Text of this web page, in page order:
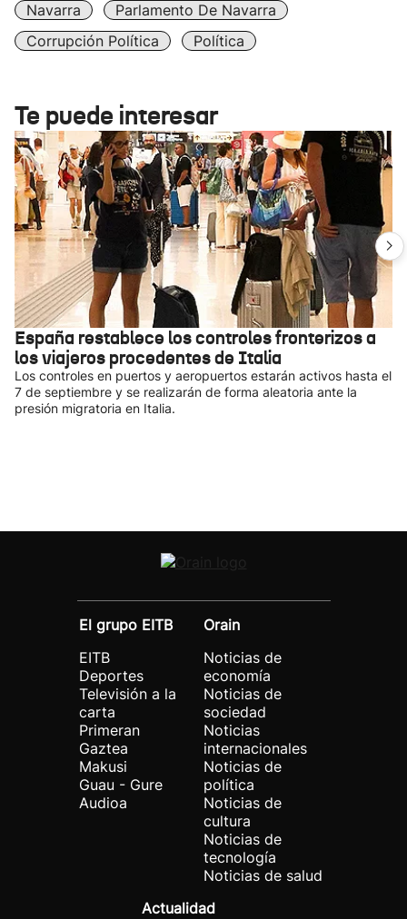
Navarra
Parlamento De Navarra
Corrupción Política
Política
Te puede interesar
España restablece los controles fronterizos a
los viajeros procedentes de Italia
Los controles en puertos y aeropuertos estarán activos hasta el
7 de septiembre y se realizarán de forma aleatoria ante la
presión migratoria en Italia.
El grupo EITB
EITB
Deportes
Televisión a la
carta
Primeran
Gaztea
Makusi
Guau - Gure
Audioa
Orain
Noticias de
economía
Noticias de
sociedad
Noticias
internacionales
Noticias de
política
Noticias de
cultura
Noticias de
tecnología
Noticias de salud
Actualidad